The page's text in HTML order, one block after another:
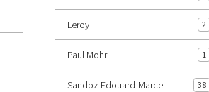
Leroy 2
Paul Mohr 1
Sandoz Edouard-Marcel 38